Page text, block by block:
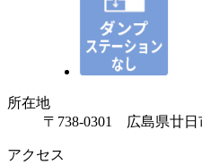
所在地
〒738-0301 広島県廿日
アクセス